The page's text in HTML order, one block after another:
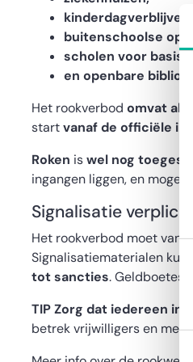
kinderdagverblijven,
buitenschoolse
scholen voor
en openbare
Het rookverbod omvat
startvanaf de officiële
Roken iswel nog
ingangen liggen, en
Signalisatie verplicht
Het rookverbod moet
Signalisatiematerialen kun
tot sancties. Geldboetes
TIP Zorg dat iedereen in
betrek vrijwilligers en